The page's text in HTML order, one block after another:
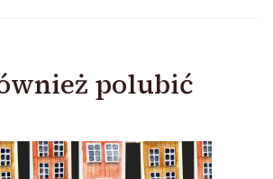
polubić